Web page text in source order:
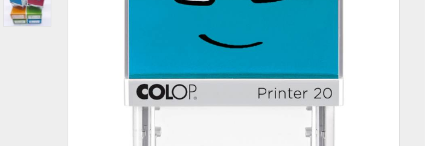
IBAN-BIC-STEMPEL
PRINTY Z. SELBER SETZEN
STEMPELFRITZ IMPRINT LINE SKYBLUE
TRODAT® VINTAGE